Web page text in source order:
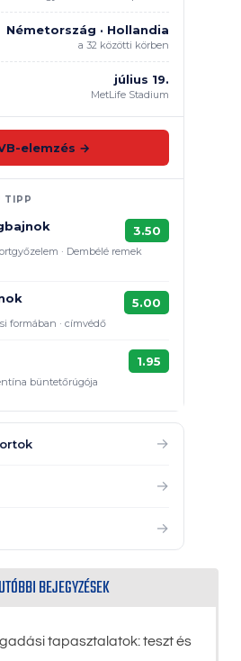
Németország · Hollandia
a 32 közötti körben
július 19.
MetLife Stadium
elemzés →
TIPP
3.50
· Dembélé remek
5.00
formában · címvédő
1.95
büntetőrúgója
→
→
→
BEJEGYZÉSEK
tapasztalatok: teszt és